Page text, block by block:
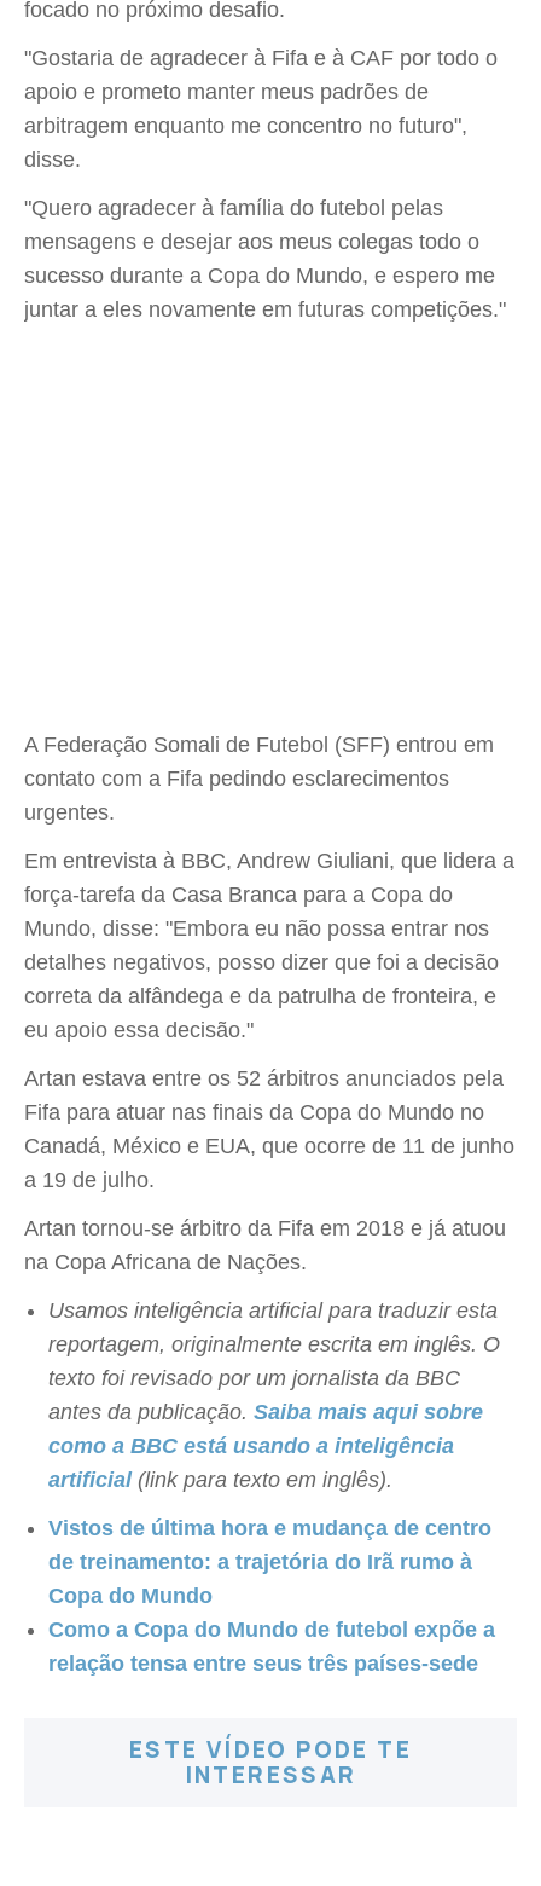
focado no próximo desafio.
"Gostaria de agradecer à Fifa e à CAF por todo o
apoio e prometo manter meus padrões de
arbitragem enquanto me concentro no futuro",
disse.
"Quero agradecer à família do futebol pelas
mensagens e desejar aos meus colegas todo o
sucesso durante a Copa do Mundo, e espero me
juntar a eles novamente em futuras competições."
A Federação Somali de Futebol (SFF) entrou em
contato com a Fifa pedindo esclarecimentos
urgentes.
Em entrevista à BBC, Andrew Giuliani, que lidera a
força-tarefa da Casa Branca para a Copa do
Mundo, disse: "Embora eu não possa entrar nos
detalhes negativos, posso dizer que foi a decisão
correta da alfândega e da patrulha de fronteira, e
eu apoio essa decisão."
Artan estava entre os 52 árbitros anunciados pela
Fifa para atuar nas finais da Copa do Mundo no
Canadá, México e EUA, que ocorre de 11 de junho
a 19 de julho.
Artan tornou-se árbitro da Fifa em 2018 e já atuou
na Copa Africana de Nações.
Usamos inteligência artificial para traduzir esta
reportagem, originalmente escrita em inglês. O
texto foi revisado por um jornalista da BBC
antes da publicação. Saiba mais aqui sobre
como a BBC está usando a inteligência
artificial(link para texto em inglês).
Vistos de última hora e mudança de centro
de treinamento: a trajetória do Irã rumo à
Copa do Mundo
Como a Copa do Mundo de futebol expõe a
relação tensa entre seus três países-sede
ESTE VÍDEO PODE TE
INTERESSAR